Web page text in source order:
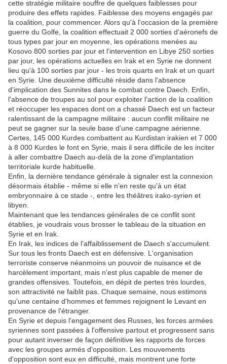
cette stratégie militaire souffre de quelques faiblesses pour
produire des effets rapides. Faiblesse des moyens engagés par
la coalition, pour commencer. Alors qu'à l'occasion de la première
guerre du Golfe, la coalition effectuait 2 000 sorties d'aéronefs de
tous types par jour en moyenne, les opérations menées au
Kosovo 800 sorties par jour et l'intervention en Libye 250 sorties
par jour, les opérations actuelles en Irak et en Syrie ne donnent
lieu qu'à 100 sorties par jour - les trois quarts en Irak et un quart
en Syrie. Une deuxième difficulté réside dans l'absence
d'implication des Sunnites dans le combat contre Daech. Enfin,
l'absence de troupes au sol pour exploiter l'action de la coalition
et réoccuper les espaces dont on a chassé Daech est un facteur
ralentissant de la campagne militaire : aucun conflit militaire ne
peut se gagner sur la seule base d'une campagne aérienne.
Certes, 145 000 Kurdes combattent au Kurdistan irakien et 7 000
à 8 000 Kurdes le font en Syrie, mais il sera difficile de les inciter
à aller combattre Daech au-delà de la zone d'implantation
territoriale kurde habituelle.
Enfin, la dernière tendance générale à signaler est la connexion
désormais établie - même si elle n'en reste qu'à un état
embryonnaire à ce stade -, entre les théâtres irako-syrien et
libyen.
Maintenant que les tendances générales de ce conflit sont
établies, je voudrais vous brosser le tableau de la situation en
Syrie et en Irak.
En Irak, les indices de l'affaiblissement de Daech s'accumulent.
Sur tous les fronts Daech est en défensive. L'organisation
terroriste conserve néanmoins un pouvoir de nuisance et de
harcèlement important, mais n'est plus capable de mener de
grandes offensives. Toutefois, en dépit de pertes très lourdes,
son attractivité ne faiblit pas. Chaque semaine, nous estimons
qu'une centaine d'hommes et femmes rejoignent le Levant en
provenance de l'étranger.
En Syrie et depuis l'engagement des Russes, les forces armées
syriennes sont passées à l'offensive partout et progressent sans
pour autant inverser de façon définitive les rapports de forces
avec les groupes armés d'opposition. Les mouvements
d'opposition sont eux en difficulté, mais montrent une forte